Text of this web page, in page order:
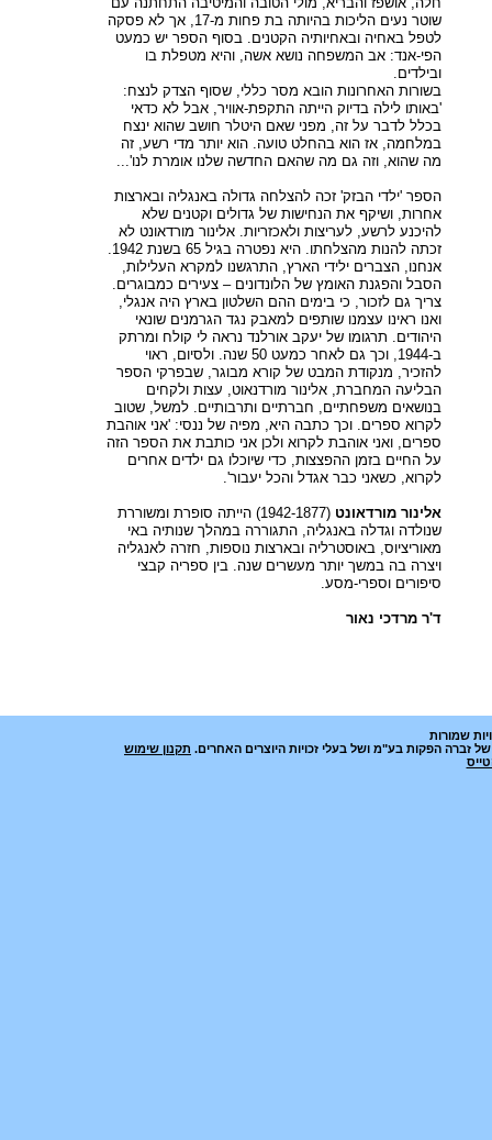
שוטר נעים הליכות בהיותה בת פחות מ-17, אך לא פסקה
לטפל באחיה ובאחיותיה הקטנים. בסוף הספר יש כמעט
הפי-אנד: אב המשפחה נושא אשה, והיא מטפלת בו
ובילדים.
בשורות האחרונות הובא מסר כללי, שסוף הצדק לנצח:
'באותו לילה בדיוק הייתה התקפת-אוויר, אבל לא כדאי
בכלל לדבר על זה, מפני שאם היטלר חושב שהוא ינצח
במלחמה, אז הוא בהחלט טועה. הוא יותר מדי רשע, זה
מה שהוא, וזה גם מה שהאם החדשה שלנו אומרת לנו'...
הספר 'ילדי הבזק' זכה להצלחה גדולה באנגליה ובארצות
אחרות, ושיקף את הנחישות של גדולים וקטנים שלא
להיכנע לרשע, לעריצות ולאכזריות. אלינור מורדאונט לא
זכתה להנות מהצלחתו. היא נפטרה בגיל 65 בשנת 1942.
אנחנו, הצברים ילידי הארץ, התרגשנו למקרא העלילות,
הסבל והפגנת האומץ של הלונדונים – צעירים כמבוגרים.
צריך גם לזכור, כי בימים ההם השלטון בארץ היה אנגלי,
ואנו ראינו עצמנו שותפים למאבק נגד הגרמנים שונאי
היהודים. תרגומו של יעקב אורלנד נראה לי קולח ומרתק
ב-1944, וכך גם לאחר כמעט 50 שנה. ולסיום, ראוי
להזכיר, מנקודת המבט של קורא מבוגר, שבפרקי הספר
הבליעה המחברת, אלינור מורדנאוט, עצות ולקחים
בנושאים משפחתיים, חברתיים ותרבותיים. למשל, שטוב
לקרוא ספרים. וכך כתבה היא, מפיה של ננסי: 'אני אוהבת
ספרים, ואני אוהבת לקרוא ולכן אני כותבת את הספר הזה
על החיים בזמן ההפצצות, כדי שיוכלו גם ילדים אחרים
לקרוא, כשאני כבר אגדל והכל יעבור'.
אלינור מורדאונט
(1942-1877) הייתה סופרת ומשוררת
שנולדה וגדלה באנגליה, התגוררה במהלך שנותיה באי
מאוריציוס, באוסטרליה ובארצות נוספות, חזרה לאנגליה
ויצרה בה במשך יותר מעשרים שנה. בין ספריה קבצי
סיפורים וספרי-מסע.
ד'ר מרדכי נאור
שמורות
הפקות בע"מ ושל בעלי זכויות היוצרים האחרים. תקנון שימוש